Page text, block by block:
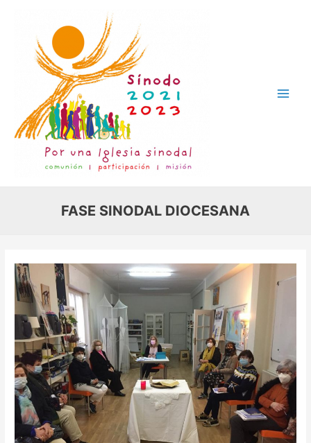
contenido
FASE SINODAL DIOCESANA